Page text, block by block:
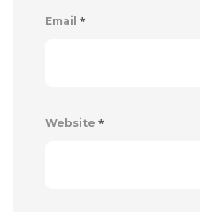
Email *
Website *